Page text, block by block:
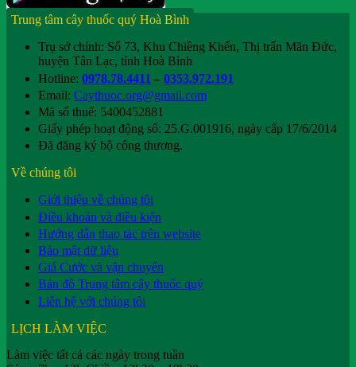
Trung tâm cây thuốc quý Hoà Bình
Trụ sở chính: Số 73, Khu Chiềng Khến, Thị trấn Mãn Đức,
huyện Tân Lạc, tỉnh Hoà Bình
Hotline: 0978.78.4411 – 0353.972.191
Email: Caythuoc.org@gmail.com
Mã số thuế: 5400452881
Giấy phép hoạt động số: 25.G.001916, ngày cấp 17/6/2014
Đã đăng ký bộ công thương.
Về chúng tôi
Giới thiệu về chúng tôi
Điều khoản và điều kiện
Hướng dẫn thao tác trên website
Bảo mật dữ liệu
Giá Cước và vận chuyển
Bản đồ Trung tâm cây thuốc quý
Liên hệ với chúng tôi
LỊCH LÀM VIỆC
Làm việc tất cả các ngày trong tuần